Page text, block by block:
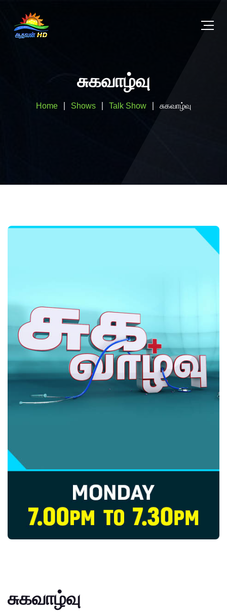
சுகவாழ்வு
Home Shows Talk Show சுகவாழ்வு
சுகவாழ்வு